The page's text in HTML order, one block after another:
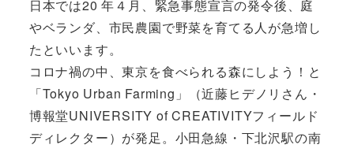
日本では20 年４月、緊急事態宣言の発令後、庭
やベランダ、市民農園で野菜を育てる人が急増し
たといいます。
コロナ禍の中、東京を食べられる森にしよう！と
「Tokyo Urban Farming」（近藤ヒデノリさん・
博報堂UNIVERSITY of CREATIVITYフィールド
ディレクター）が発足。小田急線・下北沢駅の南